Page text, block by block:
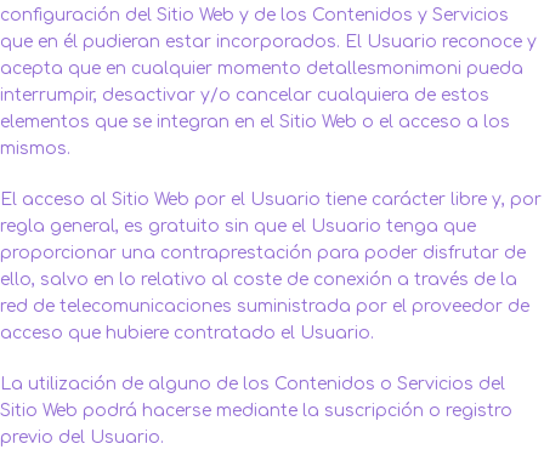
configuración del Sitio Web y de los Contenidos y Servicios
que en él pudieran estar incorporados. El Usuario reconoce y
acepta que en cualquier momento detallesmonimoni pueda
interrumpir, desactivar y/o cancelar cualquiera de estos
elementos que se integran en el Sitio Web o el acceso a los
mismos.
El acceso al Sitio Web por el Usuario tiene carácter libre y, por
regla general, es gratuito sin que el Usuario tenga que
proporcionar una contraprestación para poder disfrutar de
ello, salvo en lo relativo al coste de conexión a través de la
red de telecomunicaciones suministrada por el proveedor de
acceso que hubiere contratado el Usuario.
La utilización de alguno de los Contenidos o Servicios del
Sitio Web podrá hacerse mediante la suscripción o registro
previo del Usuario.